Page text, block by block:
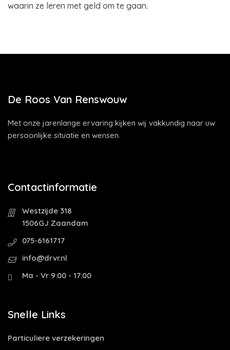
waarin ze leren met geld om te gaan.
De Roos Van Renswouw
Met onze jarenlange ervaring kijken wij vakkundig naar uw
persoonlijke situatie en wensen.
Contactinformatie
Westzijde 318
1506GJ Zaandam
075-6161717
info@drvr.nl
Ma - Vr 9:00 - 17:00
Snelle Links
Particuliere verzekeringen